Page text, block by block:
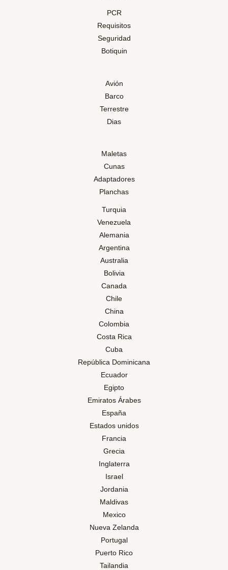
PCR
Requisitos
Seguridad
Botiquin
Avión
Barco
Terrestre
Dias
Maletas
Cunas
Adaptadores
Planchas
Turquia
Venezuela
Alemania
Argentina
Australia
Bolivia
Canada
Chile
China
Colombia
Costa Rica
Cuba
República Dominicana
Ecuador
Egipto
Emiratos Árabes
España
Estados unidos
Francia
Grecia
Inglaterra
Israel
Jordania
Maldivas
Mexico
Nueva Zelanda
Portugal
Puerto Rico
Tailandia